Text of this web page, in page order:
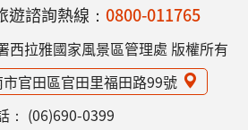
諮詢熱線： 0800-011765
西拉雅國家風景區管理處 版權所有
官田區官田里福田路99號
： (06)690-0399